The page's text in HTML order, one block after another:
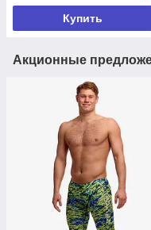
Купить
Акционные